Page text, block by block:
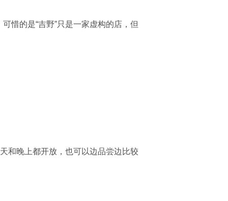
惜的是“吉野”只是一家虚构的店，但
和晚上都开放，也可以边品尝边比较